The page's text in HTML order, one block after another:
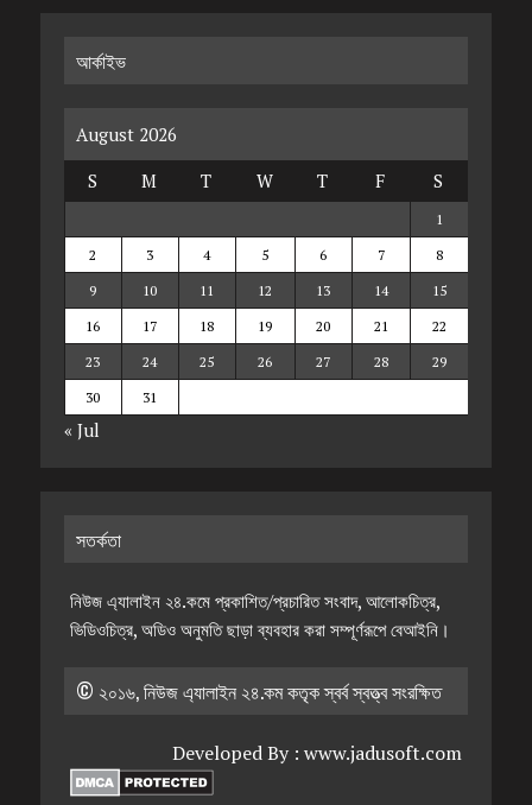
আর্কাইভ
August 2026
S
M T W T F S
1
2
3 4 5 6 7
8
9
10 11 12 13 14
15
16
17 18 19 20 21
22
23
24 25 26 27 28
29
30
31
« Jul
সতর্কতা
নিউজ এ্যালাইন ২৪.কমে প্রকাশিত/প্রচারিত সংবাদ, আলোকচিত্র,
ভিডিওচিত্র, অডিও অনুমতি ছাড়া ব্যবহার করা সম্পূর্ণরূপে বেআইনি।
© ২০১৬, নিউজ এ্যালাইন ২৪.কম কতৃক স্বর্ব স্বত্ত্ব সংরক্ষিত
Developed By :www.jadusoft.com